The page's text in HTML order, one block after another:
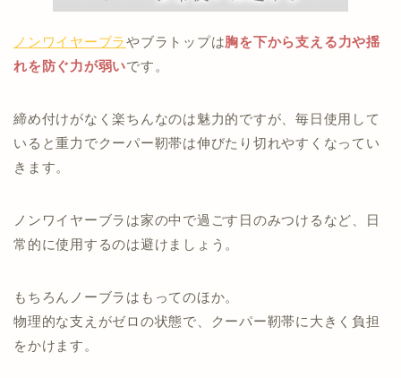
ノンワイヤーブラやブラトップは胸を下から支える力や揺
れを防ぐ力が弱いです。
締め付けがなく楽ちんなのは魅力的ですが、毎日使用して
いると重力でクーパー靭帯は伸びたり切れやすくなってい
きます。
ノンワイヤーブラは家の中で過ごす日のみつけるなど、日
常的に使用するのは避けましょう。
もちろんノーブラはもってのほか。
物理的な支えがゼロの状態で、クーパー靭帯に大きく負担
をかけます。